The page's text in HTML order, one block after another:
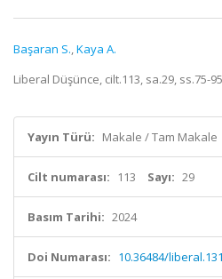
Başaran S.,Kaya A.
Liberal Düşünce, cilt.113, sa.29, ss.75-
Yayın Türü: Makale / Tam Makale
Cilt numarası: 113 Sayı: 29
Basım Tarihi: 2024
Doi Numarası: 10.36484/